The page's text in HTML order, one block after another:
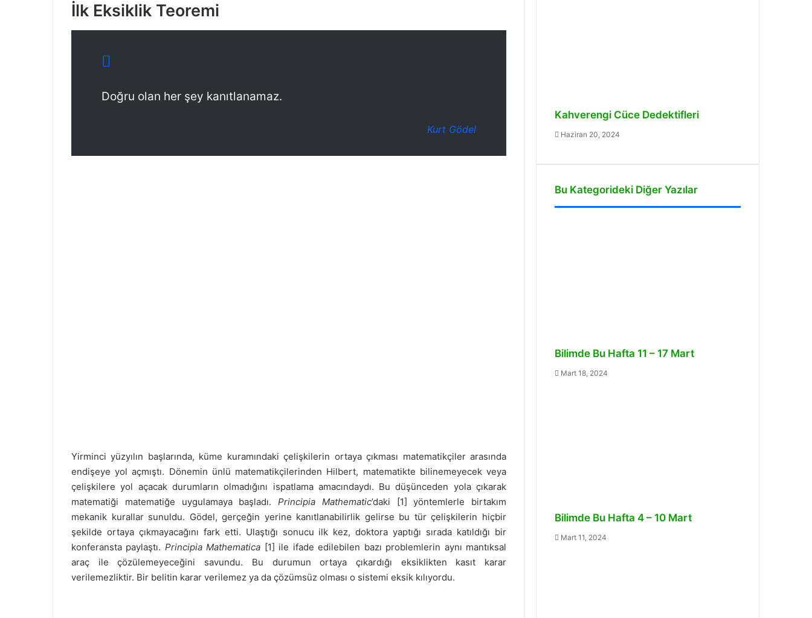
İlk Eksiklik Teoremi
Doğru olan her şey kanıtlanamaz.
Kurt Gödel
Yirminci yüzyılın başlarında, küme kuramındaki çelişkilerin ortaya çıkması matematikçiler arasında
endişeye yol açmıştı. Dönemin ünlü matematikçilerinden Hilbert, matematikte bilinemeyecek veya
çelişkilere yol açacak durumların olmadığını ispatlama amacındaydı. Bu düşünceden yola çıkarak
matematiği matematiğe uygulamaya başladı. Principia Mathematic’daki [1] yöntemlerle birtakım
mekanik kurallar sunuldu. Gödel, gerçeğin yerine kanıtlanabilirlik gelirse bu tür çelişkilerin hiçbir
şekilde ortaya çıkmayacağını fark etti. Ulaştığı sonucu ilk kez, doktora yaptığı sırada katıldığı bir
konferansta paylaştı. Principia Mathematica [1] ile ifade edilebilen bazı problemlerin aynı mantıksal
araç ile çözülemeyeceğini savundu. Bu durumun ortaya çıkardığı eksiklikten kasıt karar
verilemezliktir. Bir belitin karar verilemez ya da çözümsüz olması o sistemi eksik kılıyordu.
Kahverengi Cüce Dedektifleri
Haziran 20, 2024
Bu Kategorideki Diğer Yazılar
Bilimde Bu Hafta 11 – 17 Mart
Mart 18, 2024
Bilimde Bu Hafta 4 – 10 Mart
Mart 11, 2024